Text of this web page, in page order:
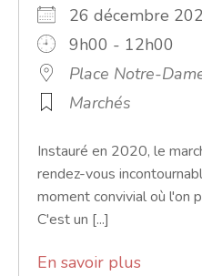
26 décembre
9h00 - 12h00
Place Notre-
Marchés
Instauré en 2020, le
rendez-vous
moment convivial où l'on
C'est un [...]
En savoir plus